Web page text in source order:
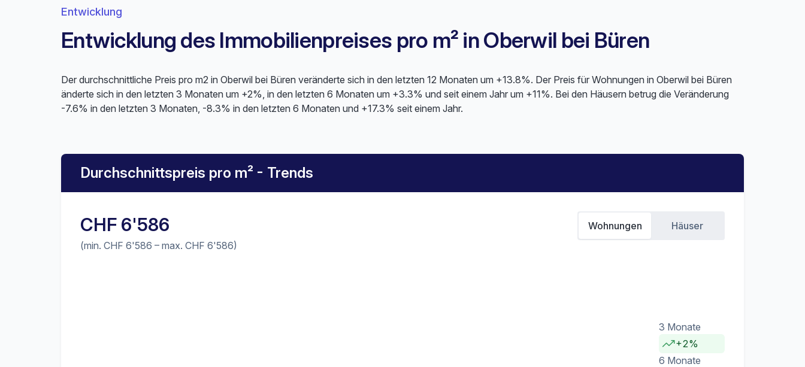
Entwicklung
Entwicklung des Immobilienpreises pro m² in Oberwil bei Büren
Der durchschnittliche Preis pro m2 in Oberwil bei Büren veränderte sich in den letzten 12 Monaten um +13.8%. Der Preis für Wohnungen in Oberwil bei Büren
änderte sich in den letzten 3 Monaten um +2%, in den letzten 6 Monaten um +3.3% und seit einem Jahr um +11%. Bei den Häusern betrug die Veränderung
-7.6% in den letzten 3 Monaten, -8.3% in den letzten 6 Monaten und +17.3% seit einem Jahr.
Durchschnittspreis pro m² - Trends
CHF 6'586
(min. CHF 6'586 – max. CHF 6'586)
Wohnungen Häuser
3 Monate
+2%
6 Monate